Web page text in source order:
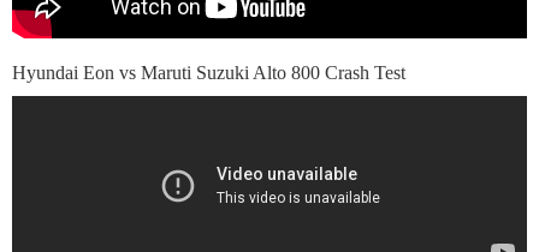
Hyundai Eon vs Maruti Suzuki Alto 800 Crash Test